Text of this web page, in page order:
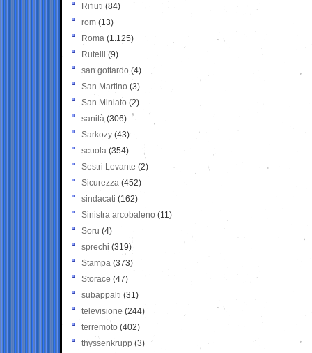
Rifiuti (84)
rom (13)
Roma (1.125)
Rutelli (9)
san gottardo (4)
San Martino (3)
San Miniato (2)
sanità (306)
Sarkozy (43)
scuola (354)
Sestri Levante (2)
Sicurezza (452)
sindacati (162)
Sinistra arcobaleno (11)
Soru (4)
sprechi (319)
Stampa (373)
Storace (47)
subappalti (31)
televisione(244)
terremoto (402)
thyssenkrupp (3)